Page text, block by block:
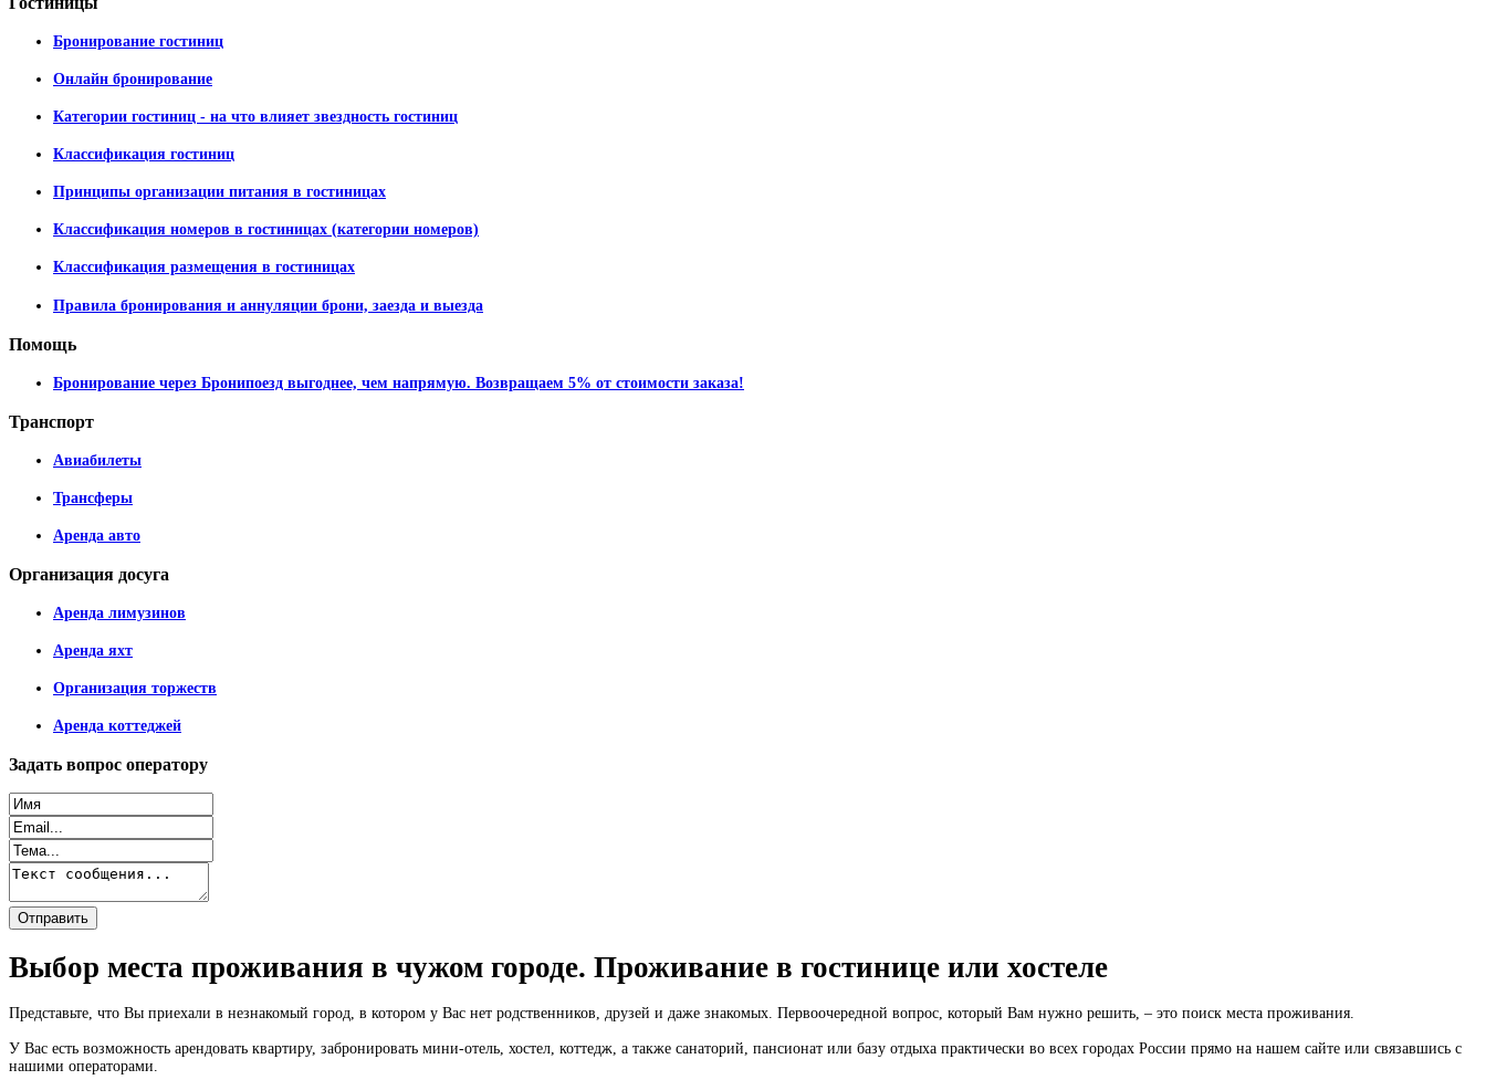
Бронирование гостиниц
Онлайн бронирование
Категории гостиниц - на что влияет звездность гостиниц
Классификация гостиниц
Принципы организации питания в гостиницах
Классификация номеров в гостиницах (категории номеров)
Классификация размещения в гостиницах
Правила бронирования и аннуляции брони, заезда и выезда
Помощь
Бронирование через Бронипоезд выгоднее, чем напрямую. Возвращаем 5% от стоимости заказа!
Транспорт
Авиабилеты
Трансферы
Аренда авто
Организация досуга
Аренда лимузинов
Аренда яхт
Организация торжеств
Аренда коттеджей
Задать вопрос оператору
Выбор места проживания в чужом городе. Проживание в гостинице или хостеле
Представьте, что Вы приехали в незнакомый город, в котором у Вас нет родственников, друзей и даже знакомых. Первоочередной вопрос, который Вам нужно решить, – это поиск места проживания.
У Вас есть возможность арендовать квартиру, забронировать мини-отель, хостел, коттедж, а также санаторий, пансионат или базу отдыха практически во всех городах России прямо на нашем сайте или связавшись с
нашими операторами.